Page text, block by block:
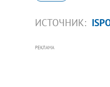
ИСТОЧНИК:
РЕКЛАМА